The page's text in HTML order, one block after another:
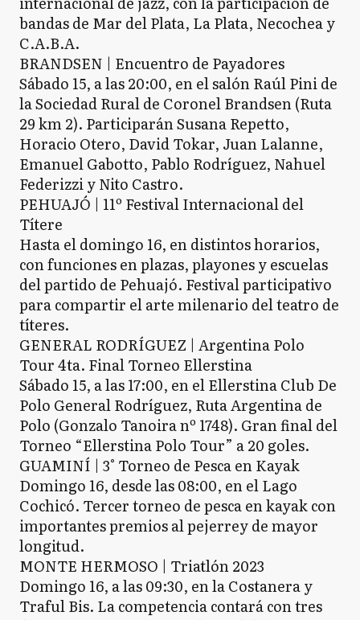
bandas de Mar del Plata, La Plata, Necochea y
C.A.B.A.
BRANDSEN | Encuentro de Payadores
Sábado 15, a las 20:00, en el salón Raúl Pini de
la Sociedad Rural de Coronel Brandsen (Ruta
29 km 2). Participarán Susana Repetto,
Horacio Otero, David Tokar, Juan Lalanne,
Emanuel Gabotto, Pablo Rodríguez, Nahuel
Federizzi y Nito Castro.
PEHUAJÓ | 11º Festival Internacional del
Títere
Hasta el domingo 16, en distintos horarios,
con funciones en plazas, playones y escuelas
del partido de Pehuajó. Festival participativo
para compartir el arte milenario del teatro de
títeres.
GENERAL RODRÍGUEZ | Argentina Polo
Tour 4ta. Final Torneo Ellerstina
Sábado 15, a las 17:00, en el Ellerstina Club De
Polo General Rodríguez, Ruta Argentina de
Polo (Gonzalo Tanoira nº 1748). Gran final del
Torneo “Ellerstina Polo Tour” a 20 goles.
GUAMINÍ | 3° Torneo de Pesca en Kayak
Domingo 16, desde las 08:00, en el Lago
Cochicó. Tercer torneo de pesca en kayak con
importantes premios al pejerrey de mayor
longitud.
MONTE HERMOSO | Triatlón 2023
Domingo 16, a las 09:30, en la Costanera y
Traful Bis. La competencia contará con tres